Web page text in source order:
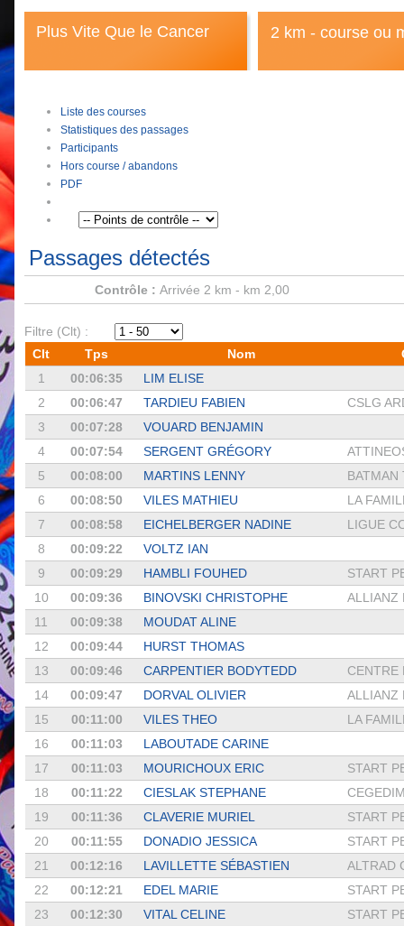
Plus Vite Que le Cancer 2 km - course ou
Liste des courses
Statistiques des passages
Participants
Hors course / abandons
PDF
Passages détectés
Contrôle : Arrivée 2 km - km 2,00
Filtre (Clt) :
Clt
Tps Nom
1
00:06:35
LIM ELISE
2
00:06:47 TARDIEU FABIEN
CSLG
3
00:07:28
VOUARD BENJAMIN
4
00:07:54 SERGENT GRÉGORY
5
00:08:00 MARTINS LENNY
BATMAN
6
00:08:50 VILES MATHIEU
LA
7
00:08:58 EICHELBERGER NADINE
LIGUE
8
00:09:22
VOLTZ IAN
9
00:09:29 HAMBLI FOUHED
START
10
00:09:36 BINOVSKI CHRISTOPHE
ALLIANZ
11
00:09:38
MOUDAT ALINE
12
00:09:44
HURST THOMAS
13
00:09:46 CARPENTIER BODYTEDD
CENTRE
14
00:09:47 DORVAL OLIVIER
ALLIANZ
15
00:11:00 VILES THEO
LA
16
00:11:03
LABOUTADE CARINE
17
00:11:03 MOURICHOUX ERIC
START
18
00:11:22 CIESLAK STEPHANE
19
00:11:36 CLAVERIE MURIEL
START
20
00:11:55 DONADIO JESSICA
START
21
00:12:16 LAVILLETTE SÉBASTIEN
ALTRAD
22
00:12:21 EDEL MARIE
START
23
00:12:30 VITAL CELINE
START